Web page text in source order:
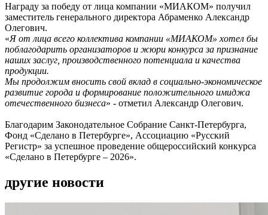
Награду за победу от лица компании «МИАКОМ» получил
заместитель генерального директора Абраменко Александр
Олегович.
«Я от лица всего коллектива компании «МИАКОМ» хотел бы
поблагодарить организаторов и жюри конкурса за признание
наших заслуг, производственного потенциала и качества
продукции.
Мы продолжим вносить свой вклад в социально-экономическое
развитие города и формирование положительного имиджа
отечественного бизнеса» - отметил Александр Олегович.
Благодарим Законодательное Собрание Санкт-Петербурга,
Фонд «Сделано в Петербурге», Ассоциацию «Русский
Регистр» за успешное проведение общероссийский конкурса
«Сделано в Петербурге – 2026».
другие новости